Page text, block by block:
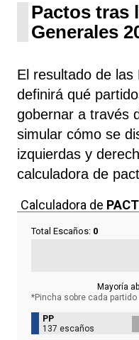
Pactos tras
Generales
El resultado de las
definirá qué
gobernar a través
simular cómo se
izquierdas y
calculadora de
Calculadora de
Total Escaños: 0
Mayoría
*Pincha sobre cada
PP
137 escaños